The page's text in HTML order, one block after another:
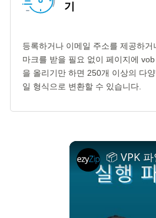
기
등록하거나 이메일 주소를 제공하거
마크를 받을 필요 없이 페이지에 vob
을 올리기만 하면 250개 이상의 다
일 형식으로 변환할 수 있습니다.